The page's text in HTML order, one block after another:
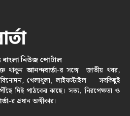
বাংলা নিউজ পোর্টাল
থাকুনআনন্দবার্তা-র সঙ্গে। জাতীয় খবর,
বিনোদন, খেলাধুলা, লাইফস্টাইল — সবকিছুই
দিই পাঠকের কাছে। সত্য, নিরপেক্ষতা ও
-র প্রধান অঙ্গীকার।